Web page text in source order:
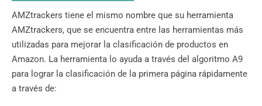
AMZtrackers tiene el mismo nombre que su herramienta
AMZtrackers, que se encuentra entre las herramientas más
utilizadas para mejorar la clasificación de productos en
Amazon. La herramienta lo ayuda a través del algoritmo A9
para lograr la clasificación de la primera página rápidamente
a través de: